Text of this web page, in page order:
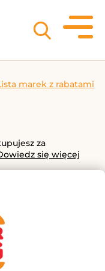
marek z rabatami
za
się więcej